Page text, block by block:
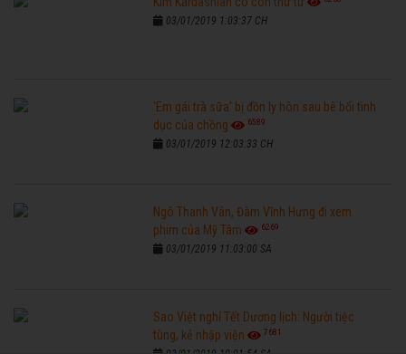
03/01/2019 1:03:37 CH
'Em gái trà sữa' bị đồn ly hôn sau bê bối tình
dục của chồng
6589
03/01/2019 12:03:33 CH
Ngô Thanh Vân, Đàm Vĩnh Hưng đi xem
phim của Mỹ Tâm
6269
03/01/2019 11:03:00 SA
Sao Việt nghỉ Tết Dương lịch: Người tiệc
tùng, kẻ nhập viện
7681